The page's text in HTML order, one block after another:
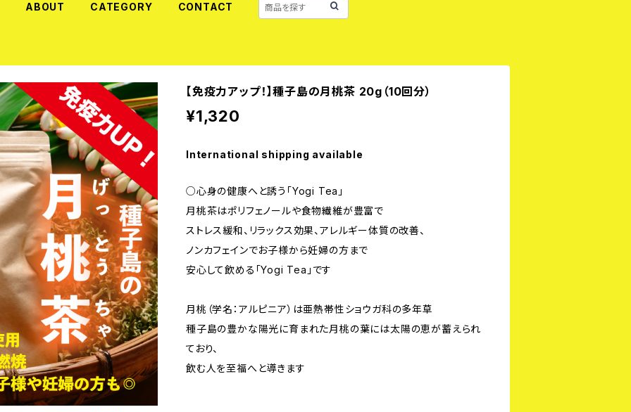
ABOUT CATEGORY CONTACT
【免疫力アップ！】種子島の月桃茶 20g（10回分）
¥1,320
International shipping available
○心身の健康へと誘う「Yogi Tea」
月桃茶はポリフェノールや食物繊維が豊富で
ストレス緩和、リラックス効果、アレルギー体質の改善、
ノンカフェインでお子様から妊婦の方まで
安心して飲める「Yogi Tea」です
月桃（学名：アルピニア）は亜熱帯性ショウガ科の多年草
種子島の豊かな陽光に育まれた月桃の葉には太陽の恵が蓄えられ
ており、
飲む人を至福へと導きます